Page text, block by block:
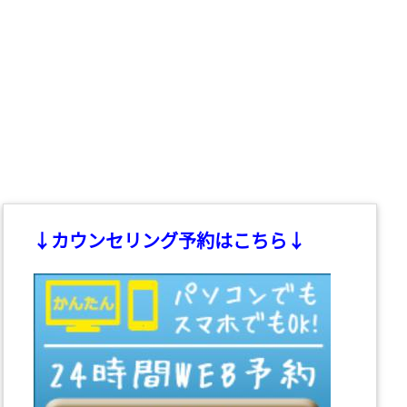
↓カウンセリング予約はこちら↓